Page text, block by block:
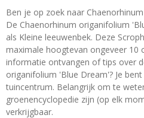
Ben je op zoek naar
De Chaenorhinum origanifolium
als Kleine leeuwenbek. Deze
maximale hoogtevan ongeveer 10
informatie ontvangen of tips over
origanifolium 'Blue Dream'? Je
tuincentrum. Belangrijk om te
groenencyclopedie zijn (op elk
verkrijgbaar.